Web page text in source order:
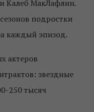
Калеб МакЛафлин.
подростки
каждый эпизод.
актеров
звездные
250 тысяч